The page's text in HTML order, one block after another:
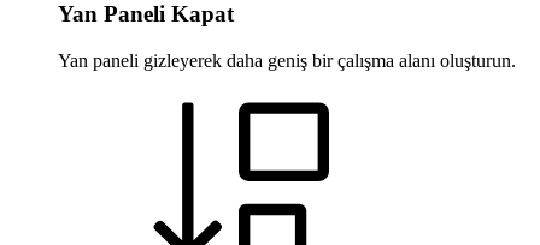
Yan Paneli Kapat
Yan paneli gizleyerek daha geniş bir çalışma alanı oluşturun.